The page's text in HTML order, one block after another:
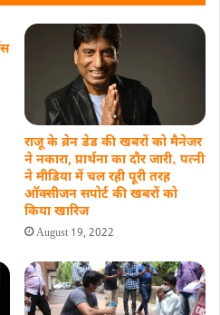
राजू के ब्रेन डेड की खबरों को मैनेजर
ने नकारा, प्रार्थना का दौर जारी‚ पत्नी
ने मीडिया में चल रही पूरी तरह
ऑक्सीजन सपोर्ट की खबरों को
किया खारिज
August 19, 2022